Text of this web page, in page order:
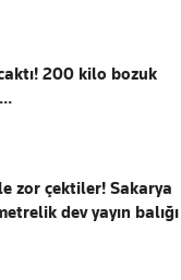
200 kilo bozuk
zor çektiler! Sakarya
dev yayın balığı